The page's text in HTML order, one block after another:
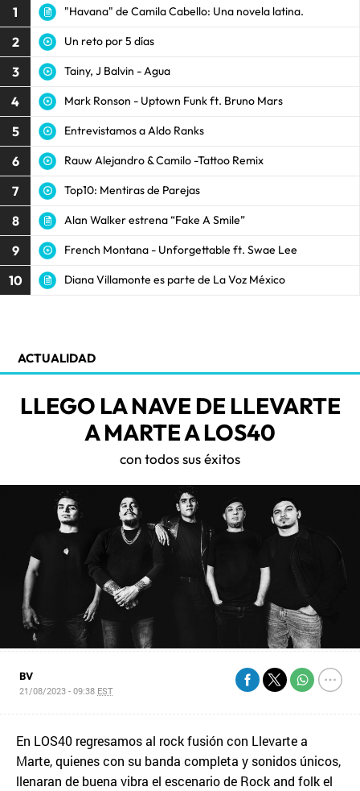
1 "Havana" de Camila Cabello: Una novela latina.
2 Un reto por 5 días
3 Tainy, J Balvin - Agua
4 Mark Ronson - Uptown Funk ft. Bruno Mars
5 Entrevistamos a Aldo Ranks
6 Rauw Alejandro & Camilo -Tattoo Remix
7 Top10: Mentiras de Parejas
8 Alan Walker estrena “Fake A Smile”
9 French Montana - Unforgettable ft. Swae Lee
10 Diana Villamonte es parte de La Voz México
ACTUALIDAD
LLEGO LA NAVE DE LLEVARTE
A MARTE A LOS40
con todos sus éxitos
BV
21/08/2023 - 09:38 EST
En LOS40 regresamos al rock fusión con Llevarte a
Marte, quienes con su banda completa y sonidos únicos,
llenaran de buena vibra el escenario de Rock and folk el